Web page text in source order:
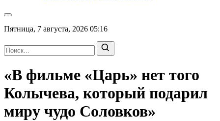
Пятница, 7 августа, 2026 05:16
«В фильме «Царь» нет того
Колычева, который подарил
миру чудо Соловков»